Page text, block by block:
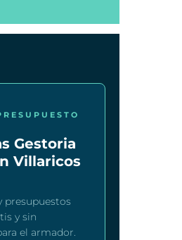
Gestoria
Villaricos
presupuestos
y sin
el armador.